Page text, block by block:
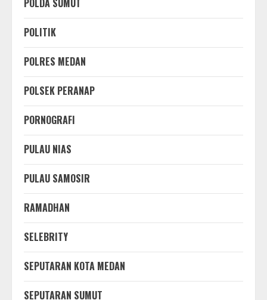
POLITIK
POLRES MEDAN
POLSEK PERANAP
PORNOGRAFI
PULAU NIAS
PULAU SAMOSIR
RAMADHAN
SELEBRITY
SEPUTARAN KOTA MEDAN
SEPUTARAN SUMUT